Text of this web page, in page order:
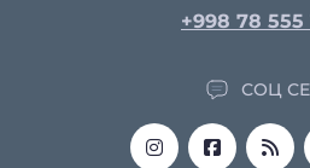
+998 78 555
СОЦ